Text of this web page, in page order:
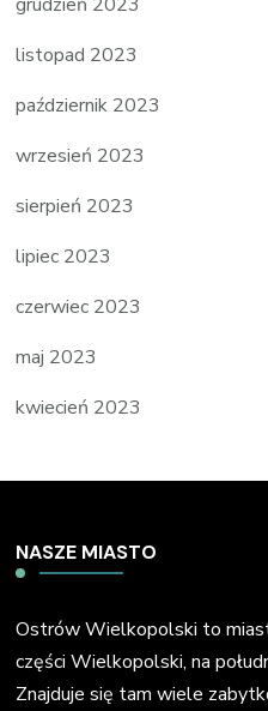
listopad 2023
październik 2023
wrzesień 2023
sierpień 2023
lipiec 2023
czerwiec 2023
maj 2023
kwiecień 2023
NASZE MIASTO
Ostrów Wielkopolski to
części Wielkopolski, na
Znajduje się tam wiele